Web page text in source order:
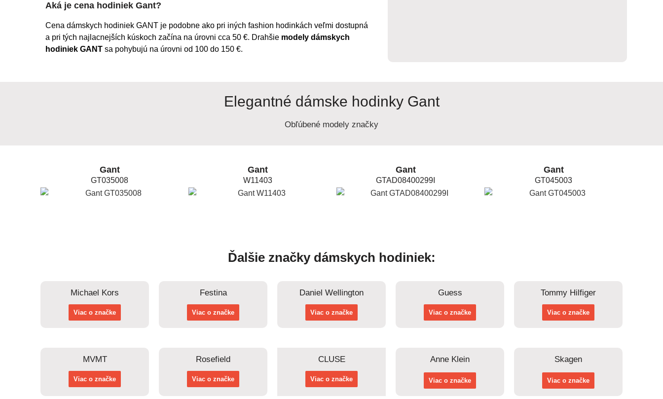
Aká je cena hodiniek Gant?
Cena dámskych hodiniek GANT je podobne ako pri iných fashion hodinkách veľmi dostupná
a pri tých najlacnejších kúskoch začína na úrovni cca 50 €. Drahšie modely dámskych
hodiniek GANT sa pohybujú na úrovni od 100 do 150 €.
Elegantné dámske hodinky Gant
Obľúbené modely značky
Gant
GT035008
Gant
W11403
Gant
GTAD08400299I
Gant
GT045003
Ďalšie značky dámskych hodiniek:
Michael Kors
Viac o značke
Festina
Viac o značke
Daniel Wellington
Viac o značke
Guess
Viac o značke
Tommy Hilfiger
Viac o značke
MVMT
Viac o značke
Rosefield
Viac o značke
CLUSE
Viac o značke
Anne Klein
Viac o značke
Skagen
Viac o značke